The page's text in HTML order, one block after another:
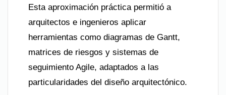
Esta aproximación práctica permitió a
arquitectos e ingenieros aplicar
herramientas como diagramas de Gantt,
matrices de riesgos y sistemas de
seguimiento Agile, adaptados a las
particularidades del diseño arquitectónico.